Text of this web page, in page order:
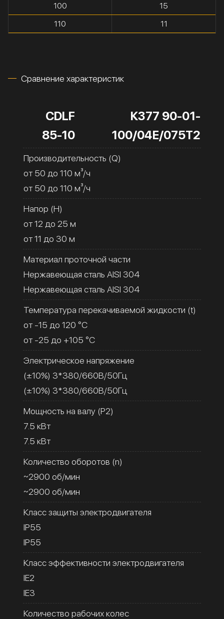
100
15
110
11
Сравнение характеристик
CDLF
85-10
К377 90-01-
100/04Е/075Т2
Производительность (Q)
от 50 до 110 м³/ч
от 50 до 110 м³/ч
Напор (H)
от 12 до 25 м
от 11 до 30 м
Материал проточной части
Нержавеющая сталь AISI 304
Нержавеющая сталь AISI 304
Температура перекачиваемой жидкости (t)
от -15 до 120 °C
от -25 до +105 °C
Электрическое напряжение
(±10%) 3*380/660В/50Гц
(±10%) 3*380/660В/50Гц
Мощность на валу (Р2)
7.5 кВт
7.5 кВт
Количество оборотов (n)
~2900 об/мин
~2900 об/мин
Класс защиты электродвигателя
IP55
IP55
Класс эффективности электродвигателя
IE2
IE3
Количество рабочих колес